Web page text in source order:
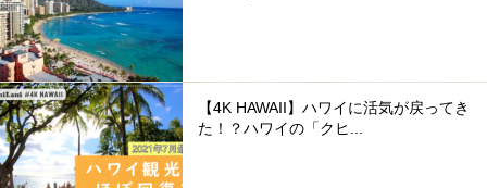
【4K HAWAII】ハワイに活気が戻ってき
た！？ハワイの「クヒ...